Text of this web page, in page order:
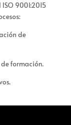
9001:2015
de
formación.